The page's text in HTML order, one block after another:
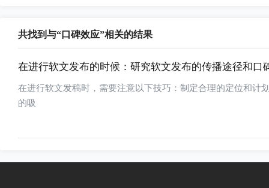
共找到与“口碑效应”相关的结果
在进行软文发布的时候：研究软文发布的传播途径和口
在进行软文发稿时，需要注意以下技巧：制定合理的定位和计
的吸